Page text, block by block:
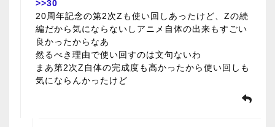
>>30
20周年記念の第2次Zも使い回しあったけど、Zの続
編だから気にならないしアニメ自体の出来もすごい
良かったからなあ
然るべき理由で使い回すのは文句ないわ
まあ第2次Z自体の完成度も高かったから使い回しも
気にならんかったけど